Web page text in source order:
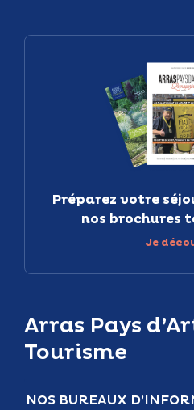
Arras Pays
Tourisme
NOS BUREAUX
Préparez votre
nos brochures
Je